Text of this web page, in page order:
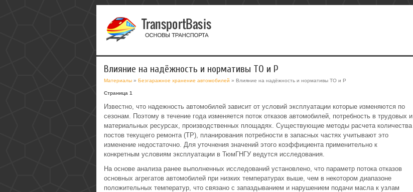
Влияние на надёжность и нормативы ТО и Р
Материалы » Безгаражное хранение автомобилей » Влияние на надёжность и нормативы ТО и Р
Страница 1
Известно, что надежность автомобилей зависит от условий эксплуатации которые изменяются по
сезонам. Поэтому в течение года изменяется поток отказов автомобилей, потребность в трудовых и
материальных ресурсах, производственных площадях. Существующие методы расчета количества
постов текущего ремонта (TP), планирования потребности в запасных частях учитывают это
изменение недостаточно. Для уточнения значений этого коэффициента применительно к
конкретным условиям эксплуатации в ТюмГНГУ ведутся исследования.
На основе анализа ранее выполненных исследований установлено, что параметр потока отказов
основных агрегатов автомобилей при низких температурах выше, чем в некотором диапазоне
положительных температур, что связано с запаздыванием и нарушением подачи масла к узлам